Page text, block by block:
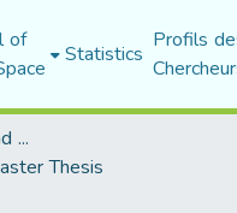
of Statistics Profils
Faculty of Humanities and Social Sciences
Thesis